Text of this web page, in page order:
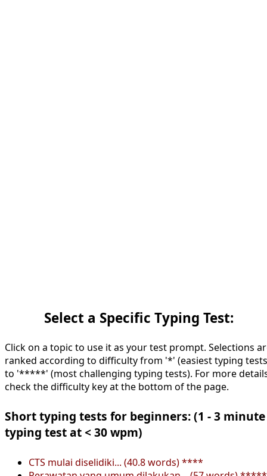
Select a Specific Typing Test:
Click on a topic to use it as your test prompt. Selections
ranked according to difficulty from '*' (easiest typing
to '*****' (most challenging typing tests). For more
check the difficulty key at the bottom of the page.
Short typing tests for beginners: (1 - 3 minute
typing test at < 30 wpm)
CTS mulai diselidiki... (40.8 words) ****